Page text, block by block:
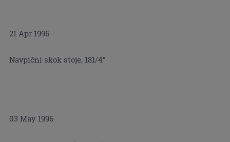
21 Apr 1996
Navpični skok stoje, 181/4”
03 May 1996